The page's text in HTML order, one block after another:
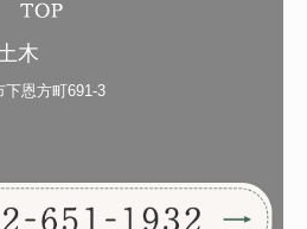
木
恩方町691-3